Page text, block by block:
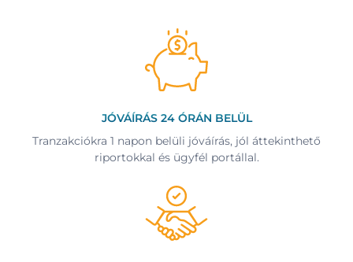
JÓVÁÍRÁS 24 ÓRÁN BELÜL
Tranzakciókra 1 napon belüli jóváírás, jól áttekinthető
riportokkal és ügyfél portállal.